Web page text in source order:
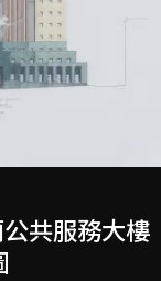
共服務大樓